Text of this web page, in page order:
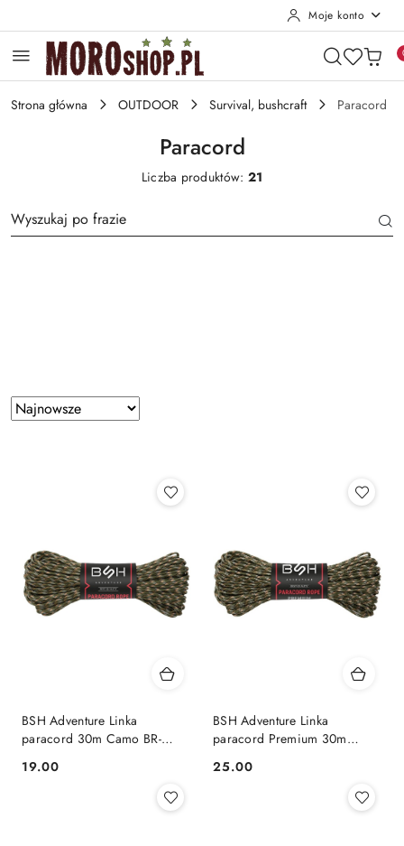
Moje konto
Strona główna OUTDOOR Survival, bushcraft Paracord
Paracord
Liczba produktów: 21
Zastosowano
sortowanie:
Sortuj
według
BSH Adventure Linka
paracord 30m Camo BR-
Cena:
19.00
BSH Adventure Linka
paracord Premium 30m
Cena:
25.00